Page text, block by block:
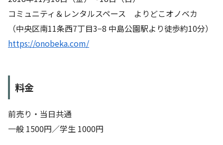
コミュニティ＆レンタルスペース よりどこオノベカ
（中央区南11条西7丁目3−8 中島公園駅より徒歩約10分）
https://onobeka.com/
料金
前売り・当日共通
一般 1500円／学生 1000円